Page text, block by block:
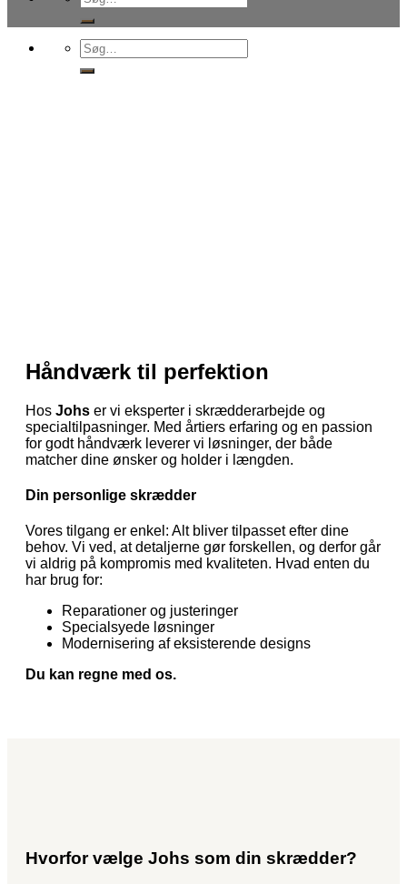
efter:
Søg
efter:
Håndværk til perfektion
Hos Johs er vi eksperter i skrædderarbejde og
specialtilpasninger. Med årtiers erfaring og en passion
for godt håndværk leverer vi løsninger, der både
matcher dine ønsker og holder i længden.
Din personlige skrædder
Vores tilgang er enkel: Alt bliver tilpasset efter dine
behov. Vi ved, at detaljerne gør forskellen, og derfor går
vi aldrig på kompromis med kvaliteten. Hvad enten du
har brug for:
Reparationer og justeringer
Specialsyede løsninger
Modernisering af eksisterende designs
Du kan regne med os.
Hvorfor vælge Johs som din skrædder?